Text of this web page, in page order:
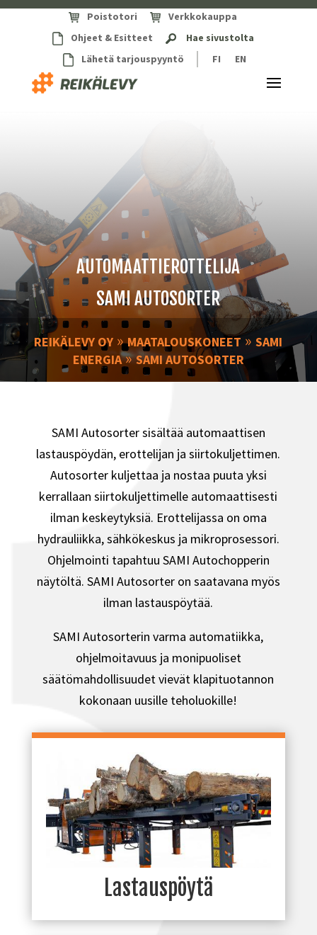
Poistotori
Verkkokauppa
Ohjeet & Esitteet
Hae sivustolta
Lähetä tarjouspyyntö
FI EN
AUTOMAATTIEROTTELIJA
SAMI AUTOSORTER
REIKÄLEVY OY »MAATALOUSKONEET»SAMI
ENERGIA»SAMI AUTOSORTER
SAMI Autosorter sisältää automaattisen
lastauspöydän, erottelijan ja siirtokuljettimen.
Autosorter kuljettaa ja nostaa puuta yksi
kerrallaan siirtokuljettimelle automaattisesti
ilman keskeytyksiä. Erottelijassa on oma
hydrauliikka, sähkökeskus ja mikroprosessori.
Ohjelmointi tapahtuu SAMI Autochopperin
näytöltä. SAMI Autosorter on saatavana myös
ilman lastauspöytää.
SAMI Autosorterin varma automatiikka,
ohjelmoitavuus ja monipuoliset
säätömahdollisuudet vievät klapituotannon
kokonaan uusille teholuokille!
Lastauspöytä